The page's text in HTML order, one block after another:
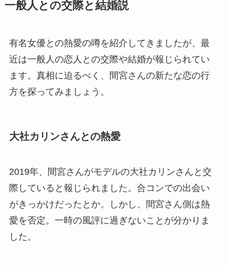
一般人との交際と結婚説
有名女優との熱愛の噂を紹介してきましたが、最
近は一般人の恋人との交際や結婚が報じられてい
ます。真相に迫るべく、間宮さんの新たな恋の行
方を探ってみましょう。
大社カリンさんとの熱愛
2019年、間宮さんがモデルの大社カリンさんと交
際していると報じられました。合コンでの出会い
がきっかけだったとか。しかし、間宮さん側は熱
愛を否定。一時の風評に過ぎないことが分かりま
した。